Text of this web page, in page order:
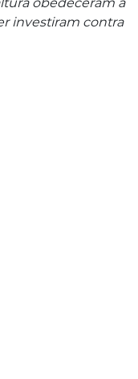
obedeceram a
investiram contra